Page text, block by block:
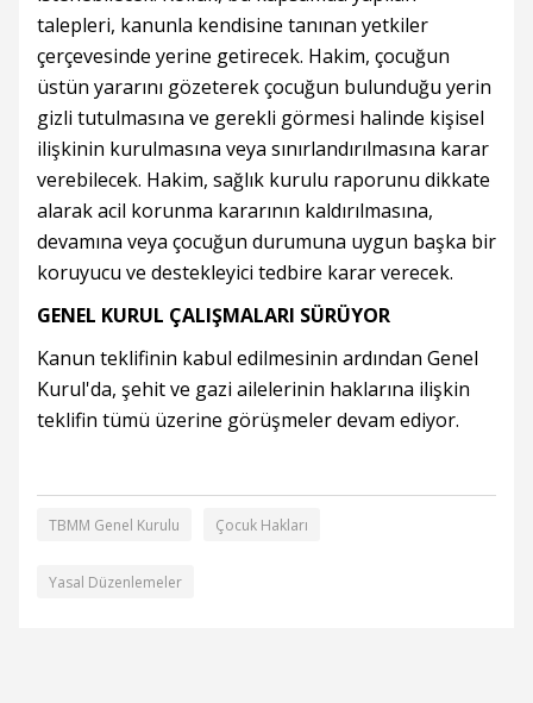
talepleri, kanunla kendisine tanınan yetkiler
çerçevesinde yerine getirecek. Hakim, çocuğun
üstün yararını gözeterek çocuğun bulunduğu yerin
gizli tutulmasına ve gerekli görmesi halinde kişisel
ilişkinin kurulmasına veya sınırlandırılmasına karar
verebilecek. Hakim, sağlık kurulu raporunu dikkate
alarak acil korunma kararının kaldırılmasına,
devamına veya çocuğun durumuna uygun başka bir
koruyucu ve destekleyici tedbire karar verecek.
GENEL KURUL ÇALIŞMALARI SÜRÜYOR
Kanun teklifinin kabul edilmesinin ardından Genel
Kurul'da, şehit ve gazi ailelerinin haklarına ilişkin
teklifin tümü üzerine görüşmeler devam ediyor.
TBMM Genel Kurulu Çocuk Hakları
Yasal Düzenlemeler